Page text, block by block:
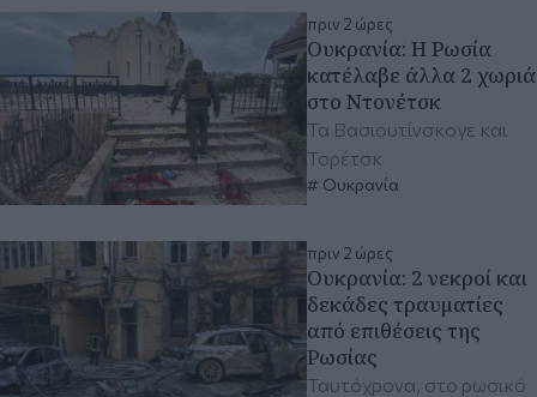
πριν 2 ώρες
Ουκρανία: Η Ρωσία
κατέλαβε άλλα 2 χωριά
στο Ντονέτσκ
Τα Βασιουτίνσκογε και
Τορέτσκ
Ουκρανία
πριν 2 ώρες
Ουκρανία: 2 νεκροί και
δεκάδες τραυματίες
από επιθέσεις της
Ρωσίας
Ταυτόχρονα, στο ρωσικό